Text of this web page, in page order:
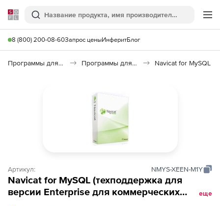
Softline
Поиск
8 (800) 200-08-60Запрос ценыИнферитБлог
Программы для программирования Программы для работы с базами данных Navicat for MySQL
Артикул: NMYS-XEEN-M1Y
Navicat for MySQL (техподдержка для
версии Enterprise для коммерческих
еще